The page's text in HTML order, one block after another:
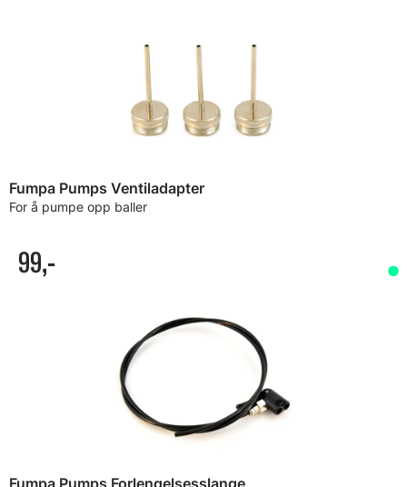
Fumpa Pumps Ventiladapter
For å pumpe opp baller
99,-
Fumpa Pumps Forlengelsesslange